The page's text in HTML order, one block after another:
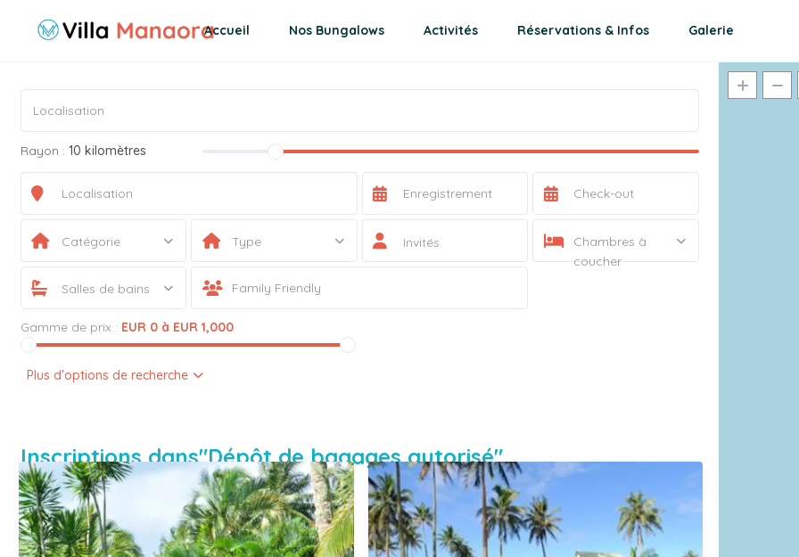
Accueil Nos Bungalows Activités Réservations & Infos Galerie
Rayon : 10 kilomètres
Catégorie Type Invités
Chambres à
coucher
Salles de bains
Gamme de prix : EUR 0 à EUR 1,000
Plus d'options de recherche
Inscriptions dans"Dépôt de bagages autorisé"